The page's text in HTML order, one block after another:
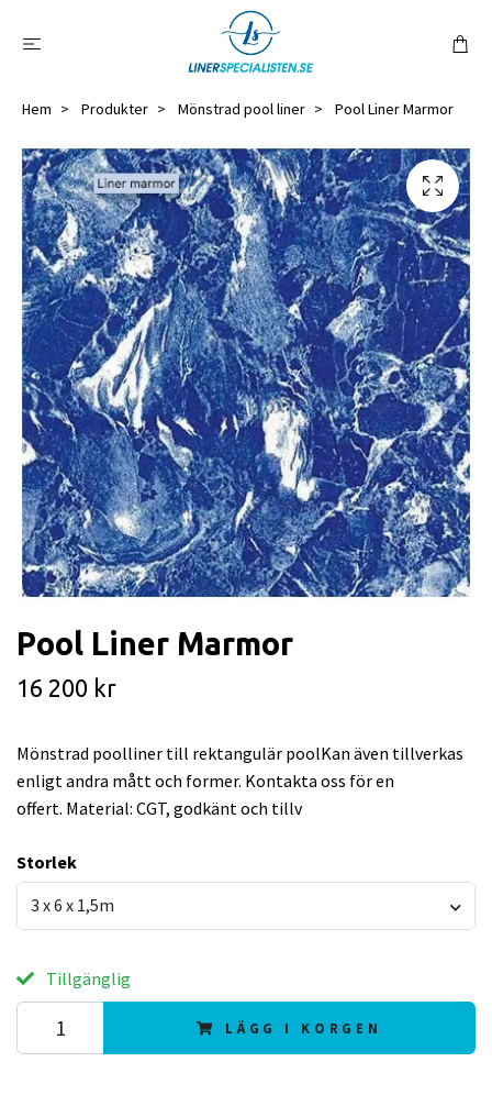
Hem Produkter Mönstrad pool liner Pool Liner Marmor
Pool Liner Marmor
16 200 kr
Mönstrad poolliner till rektangulär poolKan även tillverkas
enligt andra mått och former. Kontakta oss för en
offert. Material: CGT, godkänt och tillv
Storlek
3 x 6 x 1,5m
Tillgänglig
LÄGG I KORGEN